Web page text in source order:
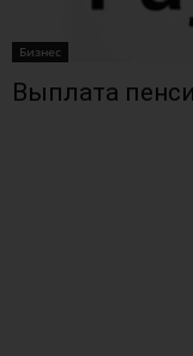
Бизнес
Выплата